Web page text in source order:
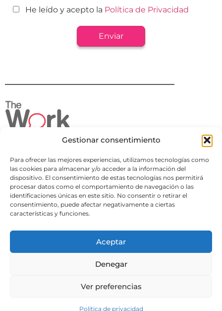
Gestionar consentimiento
Para ofrecer las mejores experiencias, utilizamos tecnologías como
las cookies para almacenar y/o acceder a la información del
dispositivo. El consentimiento de estas tecnologías nos permitirá
procesar datos como el comportamiento de navegación o las
identificaciones únicas en este sitio. No consentir o retirar el
consentimiento, puede afectar negativamente a ciertas
características y funciones.
Aceptar
Denegar
Ver preferencias
Política de privacidad
He leído y acepto la Política de Privacidad
Great Place to Work
Cl. 39 Bis A #29-36,
Bogotá - Colombia
+57 301 226 2846
Michael Page
Calle 81 # 11 - 08 Piso 11, Edificio 8111
Bogotá, DC, Colombia
Conectandotalentos@michaelpage.com.co
Política de Privacidad